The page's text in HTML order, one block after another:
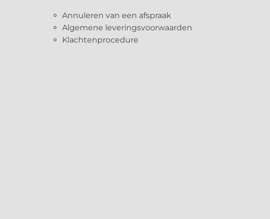
Annuleren van een afspraak
Algemene leveringsvoorwaarden
Klachtenprocedure